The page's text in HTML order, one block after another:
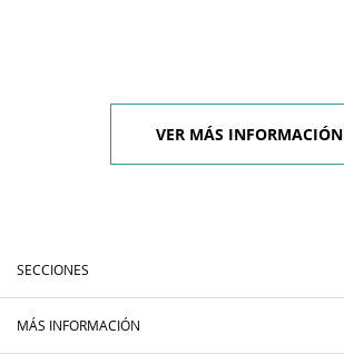
VER MÁS INFORMACIÓN
SECCIONES
MÁS INFORMACIÓN